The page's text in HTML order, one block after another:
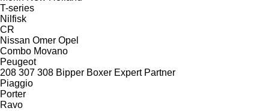
T-series
Nilfisk
CR
Nissan Omer Opel
Combo Movano
Peugeot
208 307 308 Bipper Boxer Expert Partner
Piaggio
Porter
Ravo